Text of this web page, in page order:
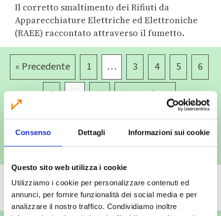
Consenso Dettagli Informazioni sui cookie
Questo sito web utilizza i cookie
Utilizziamo i cookie per personalizzare contenuti ed
annunci, per fornire funzionalità dei social media e per
analizzare il nostro traffico. Condividiamo inoltre
Il corretto smaltimento dei Rifiuti da
Apparecchiature Elettriche ed Elettroniche
(RAEE) raccontato attraverso il fumetto.
« Precedente 1 … 3 4 5
6
7
16 Successivo »
TUTTE LE NOTIZIE
Campagne